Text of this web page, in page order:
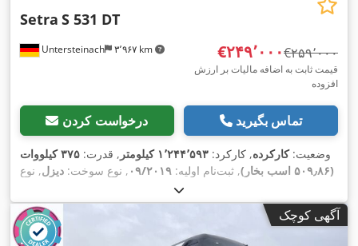
Untersteinach ۳٬۹۶۷ km
Setra S 531 DT
‎€۲۴۹٬۰۰۰ ‎€۲۵۹٬۰۰۰
قیمت ثابت به اضافه مالیات بر ارزش
افزوده
درخواست کردن تماس بگیرید
وضعیت:کارکرده, کارکرد: ۱٬۲۴۴٬۵۹۳ کیلومتر , قدرت:
۳۷۵ کیلووات
(۵۰۹٫۸۶ اسب بخار)
, ثبت‌نام اولیه: ۰۹/۲۰۱۹ , نوع سوخت: دیزل, نوع
, کلاس انتشار:
رتاردر, سال ساخت:۲۰۱۹, تجهیزات:اِی‌بی‌اِس‎, برنامه پایداری
الکترونیکی (ESP), تهویه مطبوع, سیستم ایموبیلایزر, فرمان هیدرولیک,
قفل مرکزی, چراغ مه شکن, کروز کنترل, کنترل کشش
آگهی کوچک